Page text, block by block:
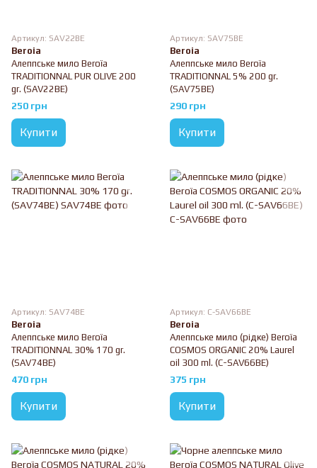
Артикул: SAV22BE
Beroia
Алеппське мило Beroïa
TRADITIONNAL PUR OLIVE 200
gr. (SAV22BE)
250 грн
Купити
Артикул: SAV75BE
Beroia
Алеппське мило Beroïa
TRADITIONNAL 5% 200 gr.
(SAV75BE)
290 грн
Купити
Артикул: SAV74BE
Beroia
Алеппське мило Beroïa
TRADITIONNAL 30% 170 gr.
(SAV74BE)
470 грн
Купити
Артикул: C-SAV66BE
Beroia
Алеппське мило (рідке) Beroïa
COSMOS ORGANIC 20% Laurel
oil 300 ml. (C-SAV66BE)
375 грн
Купити